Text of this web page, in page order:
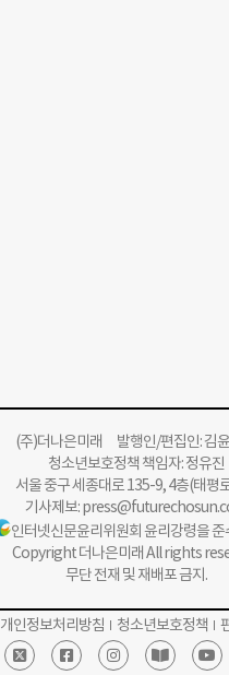
(주)더나은미래 발행인/편집인: 김
청소년보호정책 책임자: 정유진
서울 중구 세종대로 135-9, 4층(태평
기사제보:
인터넷신문윤리위원회 윤리강령을 준
Copyright 더나은미래 All rights
무단 전재 및 재배포 금지.
개인정보처리방침 청소년보호정책